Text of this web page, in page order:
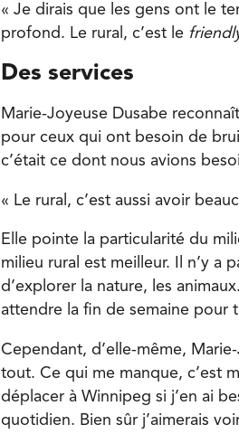
« Je dirais que les gens ont le
profond. Le rural, c’est le
Des services
Marie-Joyeuse Dusabe
pour ceux qui ont besoin de
c’était ce dont nous avions
« Le rural, c’est aussi avoir
Elle pointe la particularité du
milieu rural est meilleur. Il n’y a
d’explorer la nature, les
attendre la fin de semaine pour
Cependant, d’elle-même,
tout. Ce qui me manque, c’est
déplacer à Winnipeg si j’en ai
quotidien. Bien sûr j’aimerais